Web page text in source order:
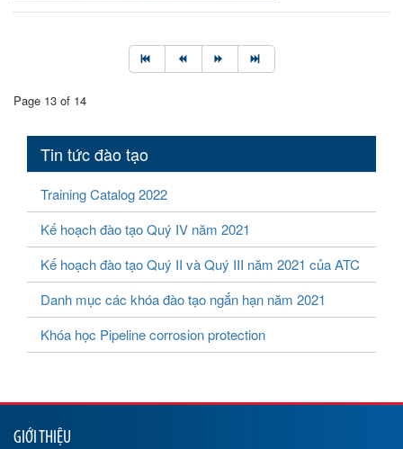
Page 13 of 14
Tin tức đào tạo
Training Catalog 2022
Kế hoạch đào tạo Quý IV năm 2021
Kế hoạch đào tạo Quý II và Quý III năm 2021 của ATC
Danh mục các khóa đào tạo ngắn hạn năm 2021
Khóa học Pipeline corrosion protection
GIỚI THIỆU